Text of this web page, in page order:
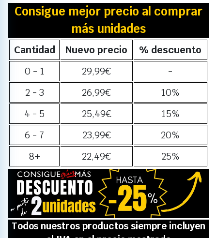
Consigue mejor precio al comprar
más unidades
Cantidad Nuevo precio
% descuento
0 - 1
29,99€
-
2 - 3
26,99€
10%
4 - 5
25,49€
15%
6 - 7
23,99€
20%
8+
22,49€ 25%